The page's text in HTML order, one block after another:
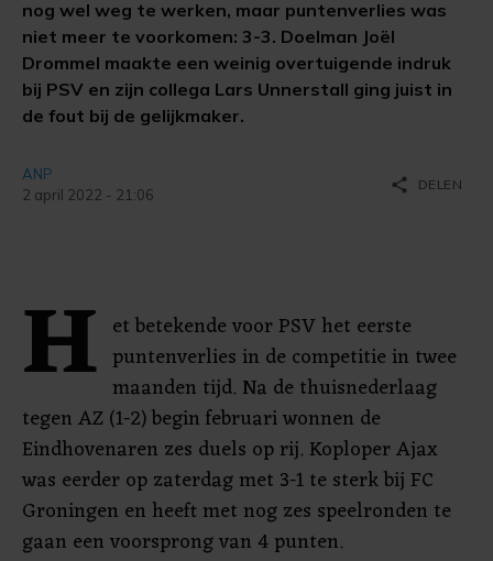
nog wel weg te werken, maar puntenverlies was
niet meer te voorkomen: 3-3. Doelman Joël
Drommel maakte een weinig overtuigende indruk
bij PSV en zijn collega Lars Unnerstall ging juist in
de fout bij de gelijkmaker.
ANP
2 april 2022 - 21:06
share DELEN
H et betekende voor PSV het eerste
puntenverlies in de competitie in twee
maanden tijd. Na de thuisnederlaag
tegen AZ (1-2) begin februari wonnen de
Eindhovenaren zes duels op rij. Koploper Ajax
was eerder op zaterdag met 3-1 te sterk bij FC
Groningen en heeft met nog zes speelronden te
gaan een voorsprong van 4 punten.